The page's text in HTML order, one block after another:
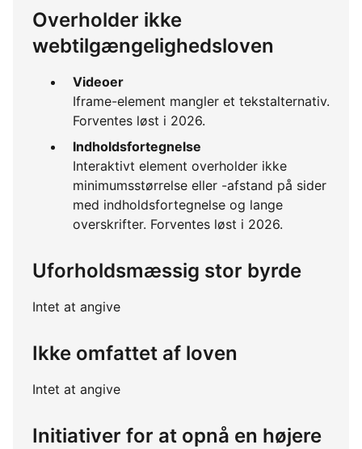
Overholder ikke
webtilgængelighedsloven
Videoer
Iframe-element mangler et tekstalternativ.
Forventes løst i 2026.
Indholdsfortegnelse
Interaktivt element overholder ikke
minimumsstørrelse eller -afstand på sider
med indholdsfortegnelse og lange
overskrifter. Forventes løst i 2026.
Uforholdsmæssig stor byrde
Intet at angive
Ikke omfattet af loven
Intet at angive
Initiativer for at opnå en højere